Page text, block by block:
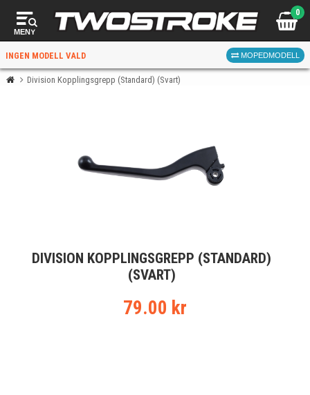
MENY
0
INGEN MODELL VALD MOPEDMODELL
När du valt kommer butiken visa delar för vald moped
och universella produkter.
Division Kopplingsgrepp (Standard) (Svart)
DIVISION KOPPLINGSGREPP (STANDARD)
(SVART)
79.00 kr